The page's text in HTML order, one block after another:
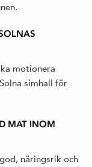
motionera
simhall för
MAT INOM
näringsrik och